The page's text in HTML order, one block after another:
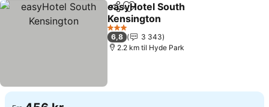
Del Legg til i favoritter
easyHotel South
Kensington
Se priser
3 Stjerner
6,8
3 343
2.2 km til Hyde Park